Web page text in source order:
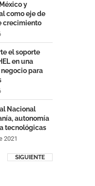
y
como eje de
crecimiento
el soporte
en una
para
Nacional
autonomía
tecnológicas
2021
SIGUIENTE